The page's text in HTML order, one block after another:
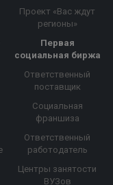
Проект «Вас ждут
регионы»
Первая
социальная биржа
Ответственный
поставщик
Социальная
франшиза
Ответственный
работодатель
Центры занятости
ВУЗов